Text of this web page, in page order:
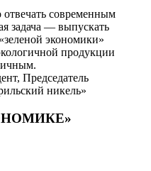
современным
задача — выпускать
экономики»
продукции
Председатель
никель»